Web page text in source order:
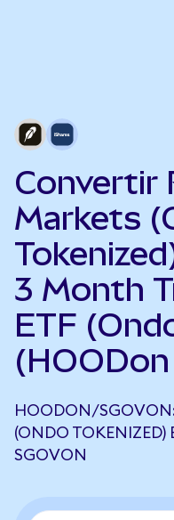
Convertir
Markets
3 Month
ETF
(HOODon
HOODON/
(ONDO TOKENIZED)
SGOVON